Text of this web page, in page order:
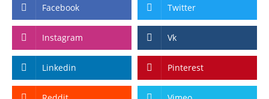
Facebook Twitter
Instagram Vk
Linkedin Pinterest